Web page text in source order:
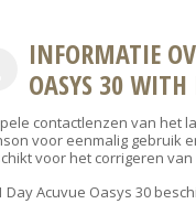
INFORMATIE
OASYS 30 WITH
contactlenzen van het
voor eenmalig gebruik
voor het corrigeren
Day Acuvue Oasys 30